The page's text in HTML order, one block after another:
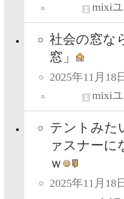
mixi
社会の窓な
窓」
2025年11月18
mixi
テントみた
ァスナーに
ｗ
2025年11月18